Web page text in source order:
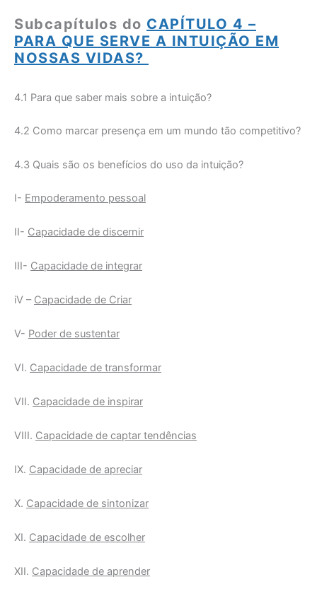
Subcapítulos do CAPÍTULO 4 –
PARA QUE SERVE A INTUIÇÃO EM
NOSSAS VIDAS?
4.1 Para que saber mais sobre a intuição?
4.2 Como marcar presença em um mundo tão competitivo?
4.3 Quais são os benefícios do uso da intuição?
I- Empoderamento pessoal
II- Capacidade de discernir
III- Capacidade de integrar
iV – Capacidade de Criar
V- Poder de sustentar
VI. Capacidade de transformar
VII. Capacidade de inspirar
VIII. Capacidade de captar tendências
IX. Capacidade de apreciar
X. Capacidade de sintonizar
XI. Capacidade de escolher
XII. Capacidade de aprender